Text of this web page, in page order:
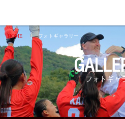
HOME フォトギャラリー
フォトギャ
フォトギャラリー
2026
2025
2024